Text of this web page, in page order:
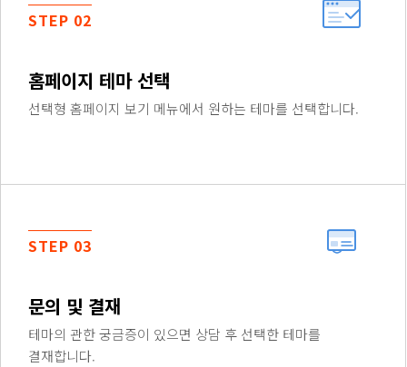
STEP 02
홈페이지 테마 선택
선택형 홈페이지 보기 메뉴에서 원하는 테마를 선택합니다.
STEP 03
문의 및 결재
테마의 관한 궁금증이 있으면 상담 후 선택한 테마를
결재합니다.